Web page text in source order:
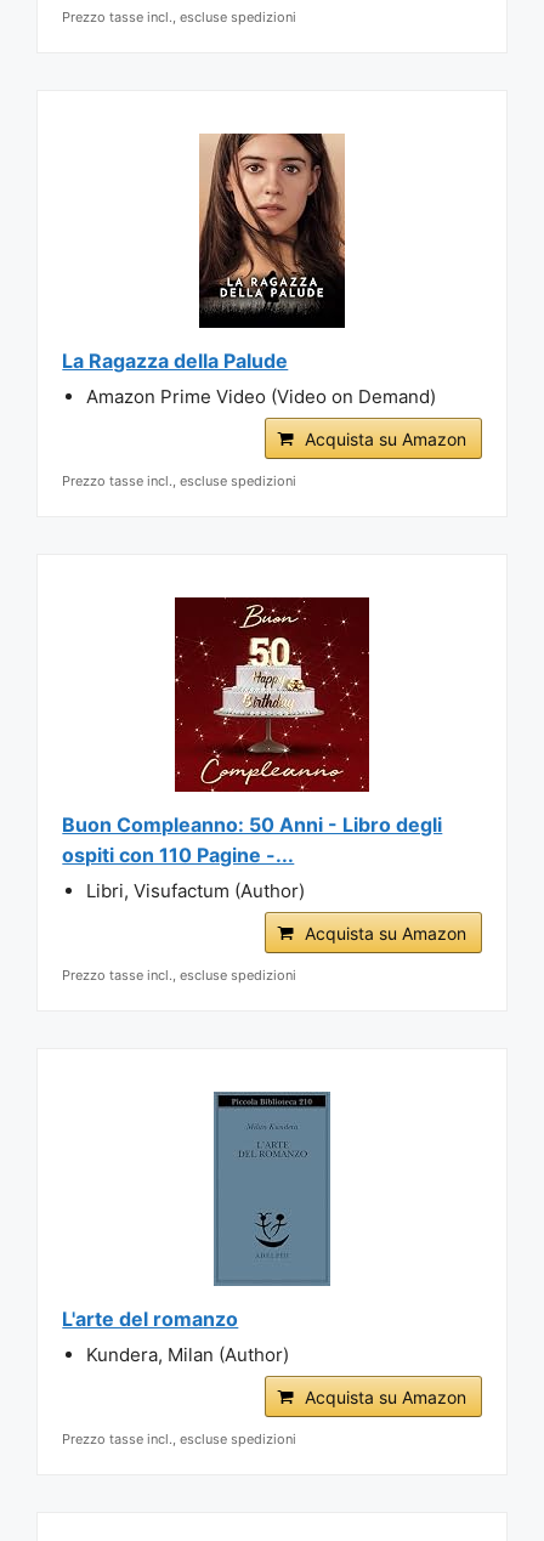
Prezzo tasse incl., escluse spedizioni
La Ragazza della Palude
Amazon Prime Video (Video on Demand)
Acquista su Amazon
Prezzo tasse incl., escluse spedizioni
Buon Compleanno: 50 Anni - Libro degli
ospiti con 110 Pagine -...
Libri, Visufactum (Author)
Acquista su Amazon
Prezzo tasse incl., escluse spedizioni
L'arte del romanzo
Kundera, Milan (Author)
Acquista su Amazon
Prezzo tasse incl., escluse spedizioni